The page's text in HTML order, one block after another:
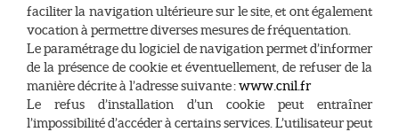
faciliter la navigation ultérieure sur le site, et ont également
vocation à permettre diverses mesures de fréquentation.
Le paramétrage du logiciel de navigation permet d’informer
de la présence de cookie et éventuellement, de refuser de la
manière décrite à l’adresse suivante :www.cnil.fr
Le refus d’installation d’un cookie peut entraîner
l’impossibilité d’accéder à certains services. L’utilisateur peut